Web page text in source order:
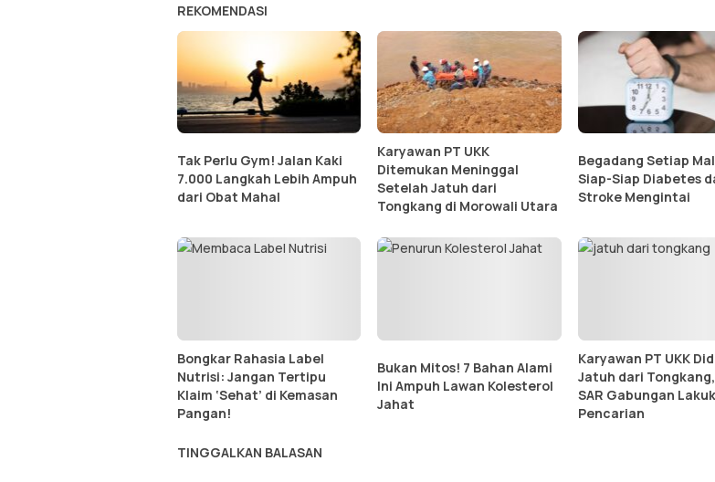
REKOMENDASI
Tak Perlu Gym! Jalan Kaki
7.000 Langkah Lebih Ampuh
dari Obat Mahal
Karyawan PT UKK
Ditemukan Meninggal
Setelah Jatuh dari
Tongkang di Morowali Utara
Begadang Setiap
Siap-Siap Diabetes
Stroke Mengintai
Bongkar Rahasia Label
Nutrisi: Jangan Tertipu
Klaim ‘Sehat’ di Kemasan
Pangan!
Bukan Mitos! 7 Bahan Alami
Ini Ampuh Lawan Kolesterol
Jahat
Karyawan PT UKK
Jatuh dari
SAR Gabungan
Pencarian
TINGGALKAN BALASAN